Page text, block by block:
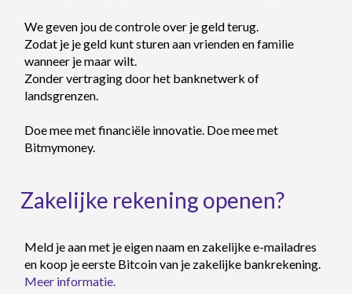
We geven jou de controle over je geld terug.
Zodat je je geld kunt sturen aan vrienden en familie
wanneer je maar wilt.
Zonder vertraging door het banknetwerk of
landsgrenzen.
Doe mee met financiële innovatie. Doe mee met
Bitmymoney.
Zakelijke rekening openen?
Meld je aan met je eigen naam en zakelijke e-mailadres
en koop je eerste Bitcoin van je zakelijke bankrekening.
Meer informatie.